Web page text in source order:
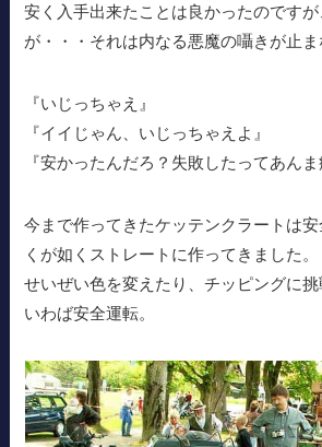
安く入手出来たことは良かったのです
が・・・それは内なる悪魔の囁きが止ま
『いじっちゃえ』
『イイじゃん、いじっちゃえよ』
『安かったんだろ？失敗したってあんま
今まで作ってきたケッテンクラートは
くが如くストレートに作ってきました。
せいぜい色を変えたり、チッピングに挑
いわば安全運転。